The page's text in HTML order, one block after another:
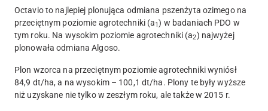
Octavio to najlepiej plonująca odmiana pszenżyta ozimego na
przeciętnym poziomie agrotechniki (a1) w badaniach PDO w
tym roku. Na wysokim poziomie agrotechniki (a2) najwyżej
plonowała odmiana Algoso.
Plon wzorca na przeciętnym poziomie agrotechniki wyniósł
84,9 dt/ha, a na wysokim – 100,1 dt/ha. Plony te były wyższe
niż uzyskane nie tylko w zeszłym roku, ale także w 2015 r.